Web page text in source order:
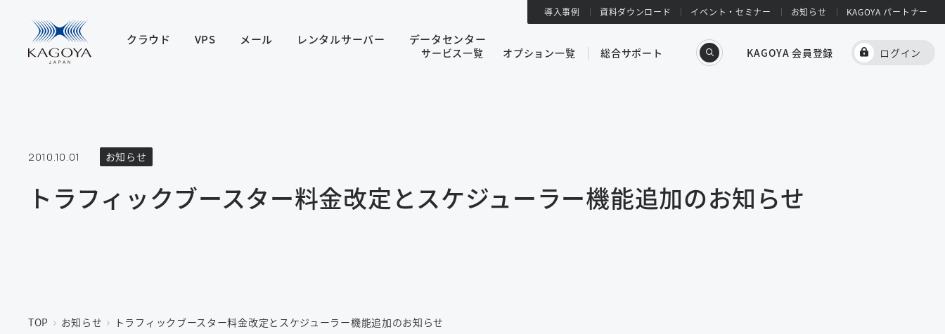
2010.10.01 お知らせ
トラフィックブースター料金改定とスケジューラー機能追加のお知らせ
TOP お知らせ トラフィックブースター料金改定とスケジューラー機能追加のお知らせ
クラウド VPS メール レンタルサーバー データセンター
導入事例 資料ダウンロード イベント・セミナー お知らせ KAGOYA パートナー
サービス一覧 オプション一覧 総合サポート KAGOYA 会員登録 ログイン